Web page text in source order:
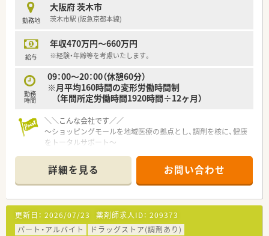
OTCによるセルフメディケーション支援や店舗レイアウトなど
に興味のある方も歓迎します。
≪福利厚生≫
・「従業員購入割引制度」など、小売業ならではのうれしい福利厚
お仕事帰りに食品や生活用品を割引で購入できる、お得で便利な
環境です。
・調剤・OTC・管理職研修など、多彩な教育カリキュラムをご用
ます。
・年間休日122日、プラチナくるみんマークも取得しており労働
組合もございます。
勤務地
大阪府 茨木市
茨木市駅 (阪急京都本線)
給与
年収470万円～660万円
※経験・年齢等を考慮いたします。
勤務
時間
09：00～20：00（休憩60分）
※月平均160時間の変形労働時間制
（年間所定労働時間1920時間÷12ヶ月）
＼＼こんな会社です／／
～ショッピングモールを地域医療の拠点とし、調剤を核に、健康
をトータルサポート～
中で安心して働く事が出来ます♪
■「地域が一体となった健康づくり」という社会ニーズに応える
ため、衣・食・住の中でも「住」の中にあるH&BC（ヘルス＆ビュー
ティーケア）事業を重要事業として位置付けています。
■本州、四国を中心に約250店舗の調剤薬局を核に、地域ニーズ
を先取りする
「ヘルスケアステーション」を目指しています！
詳細を見る お問い合わせ
更新日： 2026/07/23 薬剤師求人ID： 209373
パート・アルバイト
ドラッグストア(調剤あり)